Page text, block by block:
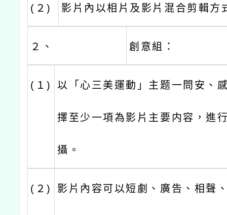
(２) 影片內以相片及影片混合剪輯方
２、 創意組：
(１) 以「心三美運動」主题一問安、
擇至少一項為影片主要内容，進
攝。
(２) 影片內容可以短劇、廣告、相聲